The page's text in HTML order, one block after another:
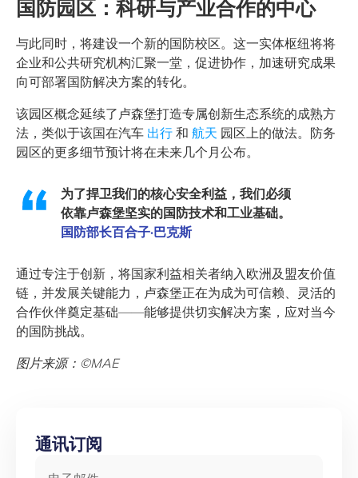
国防园区：科研与产业合作的中心
与此同时，将建设一个新的国防校区。这一实体枢纽将将
企业和公共研究机构汇聚一堂，促进协作，加速研究成果
向可部署国防解决方案的转化。
该园区概念延续了卢森堡打造专属创新生态系统的成熟方
法，类似于该国在汽车 出行 和 航天 园区上的做法。防务
园区的更多细节预计将在未来几个月公布。
为了捍卫我们的核心安全利益，我们必须
依靠卢森堡坚实的国防技术和工业基础。
国防部长百合子·巴克斯
通过专注于创新，将国家利益相关者纳入欧洲及盟友价值
链，并发展关键能力，卢森堡正在为成为可信赖、灵活的
合作伙伴奠定基础——能够提供切实解决方案，应对当今
的国防挑战。
图片来源：©MAE
通讯订阅